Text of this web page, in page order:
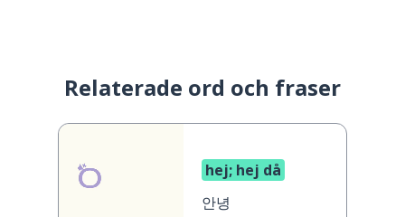
Relaterade ord och fraser
hej; hej då
안녕